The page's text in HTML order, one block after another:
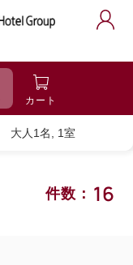
カート
大人1名, 1室
件数： 16